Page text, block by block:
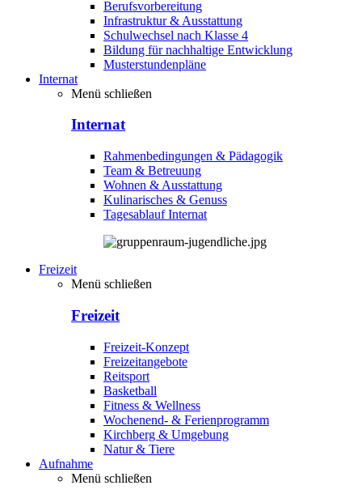
Berufsvorbereitung
Infrastruktur & Ausstattung
Schulwechsel nach Klasse 4
Bildung für nachhaltige Entwicklung
Musterstundenpläne
Internat
Menü schließen
Internat
Rahmenbedingungen & Pädagogik
Team & Betreuung
Wohnen & Ausstattung
Kulinarisches & Genuss
Tagesablauf Internat
Freizeit
Menü schließen
Freizeit
Freizeit-Konzept
Freizeitangebote
Reitsport
Basketball
Fitness & Wellness
Wochenend- & Ferienprogramm
Kirchberg & Umgebung
Natur & Tiere
Aufnahme
Menü schließen